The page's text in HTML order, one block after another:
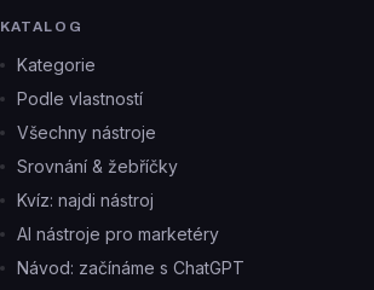
KATALOG
Kategorie
Podle vlastností
Všechny nástroje
Srovnání & žebříčky
Kvíz: najdi nástroj
AI nástroje pro marketéry
Návod: začínáme s ChatGPT